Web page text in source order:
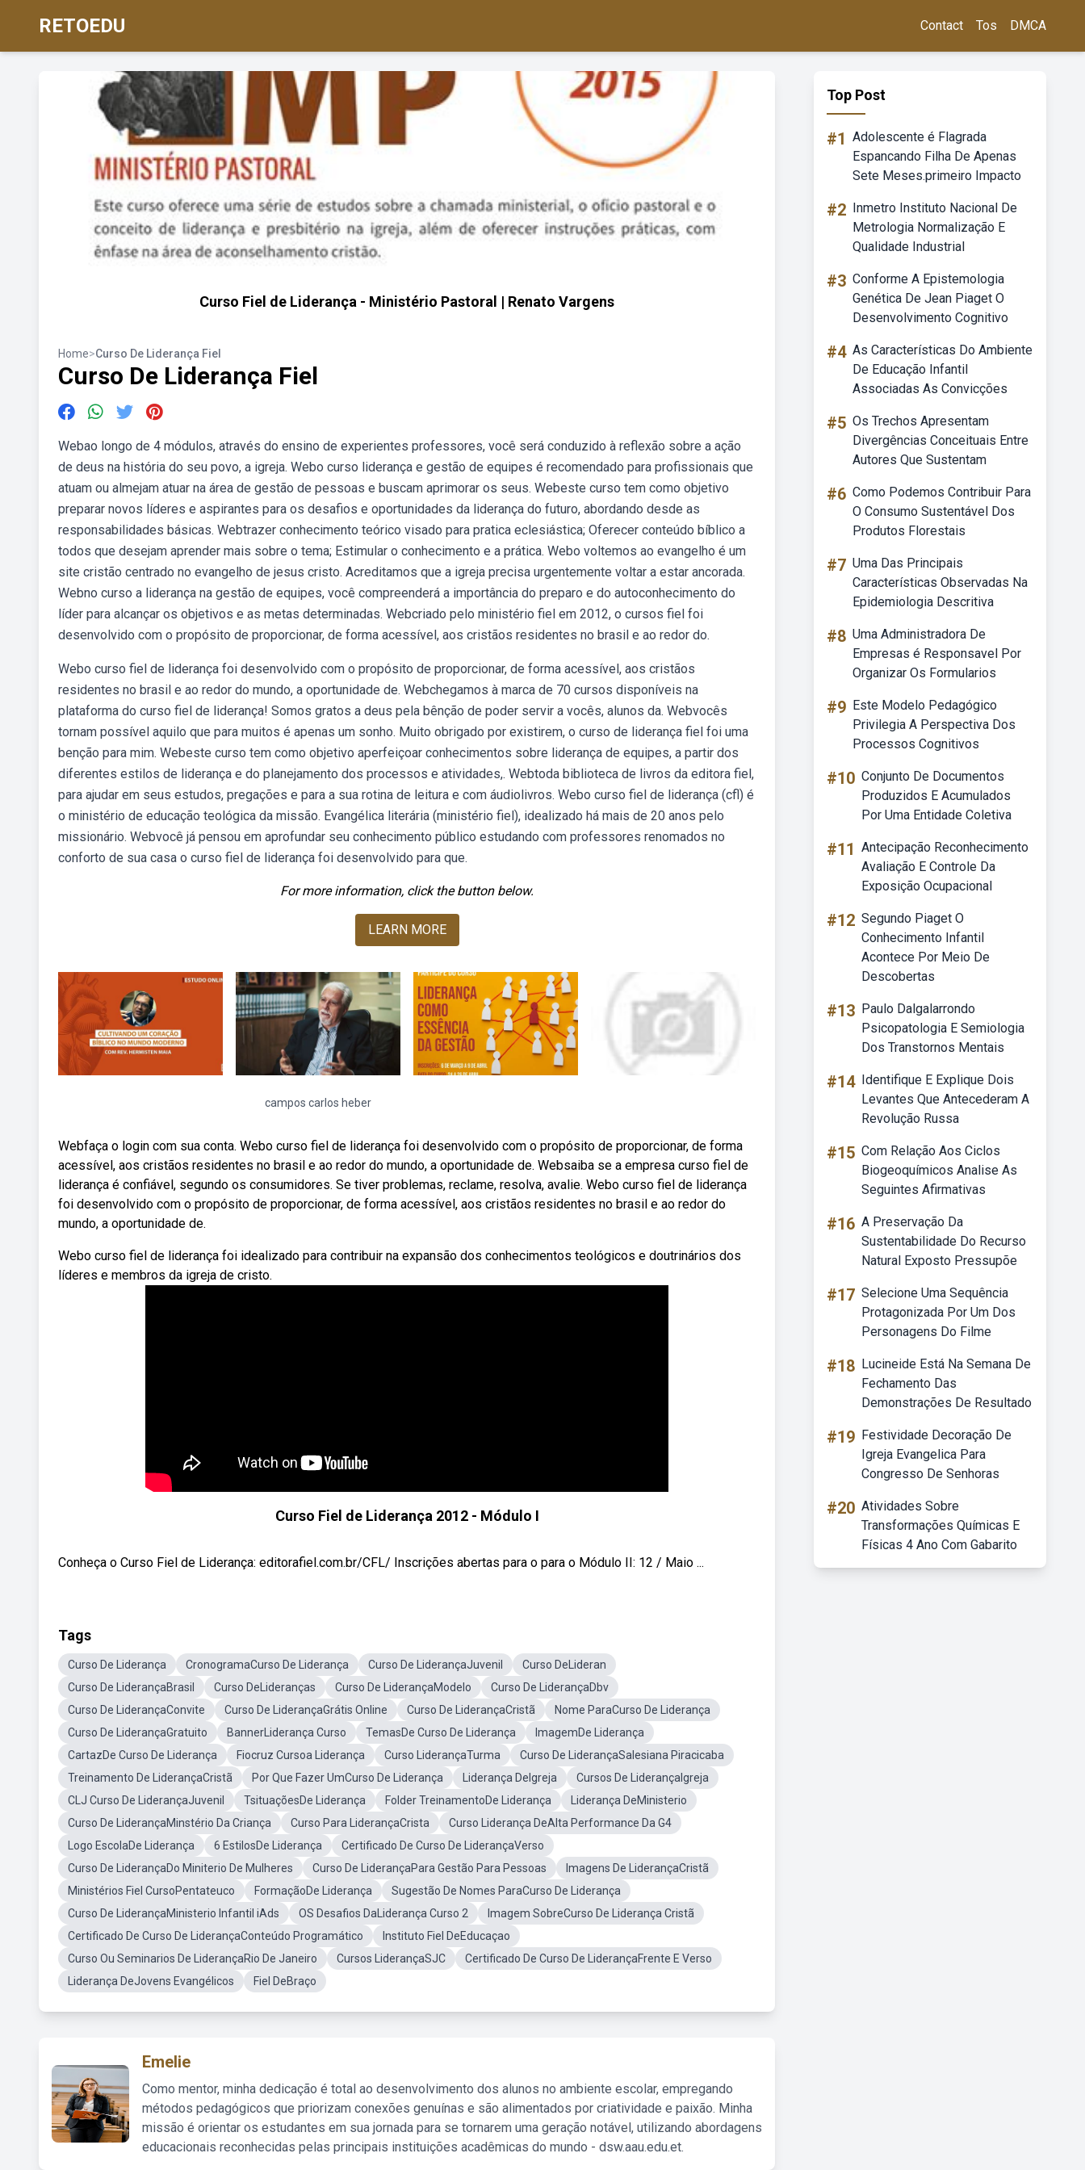
RETOEDU Contact Tos DMCA
Curso Fiel de Liderança - Ministério Pastoral | Renato Vargens
Home>Curso De Liderança Fiel
Curso De Liderança Fiel
Webao longo de 4 módulos, através do ensino de experientes professores, você será conduzido à reflexão sobre a ação
de deus na história do seu povo, a igreja. Webo curso liderança e gestão de equipes é recomendado para profissionais que
atuam ou almejam atuar na área de gestão de pessoas e buscam aprimorar os seus. Webeste curso tem como objetivo
preparar novos líderes e aspirantes para os desafios e oportunidades da liderança do futuro, abordando desde as
responsabilidades básicas. Webtrazer conhecimento teórico visado para pratica eclesiástica; Oferecer conteúdo bíblico a
todos que desejam aprender mais sobre o tema; Estimular o conhecimento e a prática. Webo voltemos ao evangelho é um
site cristão centrado no evangelho de jesus cristo. Acreditamos que a igreja precisa urgentemente voltar a estar ancorada.
Webno curso a liderança na gestão de equipes, você compreenderá a importância do preparo e do autoconhecimento do
líder para alcançar os objetivos e as metas determinadas. Webcriado pelo ministério fiel em 2012, o cursos fiel foi
desenvolvido com o propósito de proporcionar, de forma acessível, aos cristãos residentes no brasil e ao redor do.
Webo curso fiel de liderança foi desenvolvido com o propósito de proporcionar, de forma acessível, aos cristãos
residentes no brasil e ao redor do mundo, a oportunidade de. Webchegamos à marca de 70 cursos disponíveis na
plataforma do curso fiel de liderança! Somos gratos a deus pela bênção de poder servir a vocês, alunos da. Webvocês
tornam possível aquilo que para muitos é apenas um sonho. Muito obrigado por existirem, o curso de liderança fiel foi uma
benção para mim. Webeste curso tem como objetivo aperfeiçoar conhecimentos sobre liderança de equipes, a partir dos
diferentes estilos de liderança e do planejamento dos processos e atividades,. Webtoda biblioteca de livros da editora fiel,
para ajudar em seus estudos, pregações e para a sua rotina de leitura e com áudiolivros. Webo curso fiel de liderança (cfl) é
o ministério de educação teológica da missão. Evangélica literária (ministério fiel), idealizado há mais de 20 anos pelo
missionário. Webvocê já pensou em aprofundar seu conhecimento público estudando com professores renomados no
conforto de sua casa o curso fiel de liderança foi desenvolvido para que.
For more information, click the button below.
LEARN MORE
campos carlos heber
Webfaça o login com sua conta. Webo curso fiel de liderança foi desenvolvido com o propósito de proporcionar, de forma
acessível, aos cristãos residentes no brasil e ao redor do mundo, a oportunidade de. Websaiba se a empresa curso fiel de
liderança é confiável, segundo os consumidores. Se tiver problemas, reclame, resolva, avalie. Webo curso fiel de liderança
foi desenvolvido com o propósito de proporcionar, de forma acessível, aos cristãos residentes no brasil e ao redor do
mundo, a oportunidade de.
Webo curso fiel de liderança foi idealizado para contribuir na expansão dos conhecimentos teológicos e doutrinários dos
líderes e membros da igreja de cristo.
Curso Fiel de Liderança 2012 - Módulo I
Conheça o Curso Fiel de Liderança: editorafiel.com.br/CFL/ Inscrições abertas para o para o Módulo II: 12 / Maio ...
Tags
Curso De Liderança CronogramaCurso De Liderança Curso De LiderançaJuvenil
Curso DeLideran
Curso De LiderançaBrasil
Curso DeLideranças Curso De LiderançaModelo
Curso De LiderançaDbv
Curso De LiderançaConvite
Curso De LiderançaGrátis Online Curso De LiderançaCristã
Nome ParaCurso De Liderança
Curso De LiderançaGratuito
BannerLiderança Curso TemasDe Curso De Liderança
ImagemDe Liderança
CartazDe Curso De Liderança
Fiocruz Cursoa Liderança Curso LiderançaTurma
Curso De LiderançaSalesiana Piracicaba
Treinamento De LiderançaCristã
Por Que Fazer UmCurso De Liderança Liderança DeIgreja
Cursos De LiderançaIgreja
CLJ Curso De LiderançaJuvenil
TsituaçõesDe Liderança Folder TreinamentoDe Liderança
Liderança DeMinisterio
Curso De LiderançaMinstério Da Criança
Curso Para LiderançaCrista
Curso Liderança DeAlta Performance Da G4
Logo EscolaDe Liderança
6 EstilosDe Liderança
Certificado De Curso De LiderançaVerso
Curso De LiderançaDo Miniterio De Mulheres
Curso De LiderançaPara Gestão Para Pessoas
Imagens De LiderançaCristã
Ministérios Fiel CursoPentateuco
FormaçãoDe Liderança
Sugestão De Nomes ParaCurso De Liderança
Curso De LiderançaMinisterio Infantil iAds
OS Desafios DaLiderança Curso 2
Imagem SobreCurso De Liderança Cristã
Certificado De Curso De LiderançaConteúdo Programático
Instituto Fiel DeEducaçao
Curso Ou Seminarios De LiderançaRio De Janeiro
Cursos LiderançaSJC
Certificado De Curso De LiderançaFrente E Verso
Liderança DeJovens Evangélicos
Fiel DeBraço
Emelie
Como mentor, minha dedicação é total ao desenvolvimento dos alunos no ambiente escolar, empregando
métodos pedagógicos que priorizam conexões genuínas e são alimentados por criatividade e paixão. Minha
missão é orientar os estudantes em sua jornada para se tornarem uma geração notável, utilizando abordagens
educacionais reconhecidas pelas principais instituições acadêmicas do mundo - dsw.aau.edu.et.
Top Post
#1 Adolescente é Flagrada
Espancando Filha De Apenas
Sete Meses.primeiro Impacto
#2 Inmetro Instituto Nacional De
Metrologia Normalização E
Qualidade Industrial
#3 Conforme A Epistemologia
Genética De Jean Piaget O
Desenvolvimento Cognitivo
#4 As Características Do Ambiente
De Educação Infantil
Associadas As Convicções
#5 Os Trechos Apresentam
Divergências Conceituais Entre
Autores Que Sustentam
#6 Como Podemos Contribuir Para
O Consumo Sustentável Dos
Produtos Florestais
#7 Uma Das Principais
Características Observadas Na
Epidemiologia Descritiva
#8 Uma Administradora De
Empresas é Responsavel Por
Organizar Os Formularios
#9 Este Modelo Pedagógico
Privilegia A Perspectiva Dos
Processos Cognitivos
#10 Conjunto De Documentos
Produzidos E Acumulados
Por Uma Entidade Coletiva
#11 Antecipação Reconhecimento
Avaliação E Controle Da
Exposição Ocupacional
#12 Segundo Piaget O
Conhecimento Infantil
Acontece Por Meio De
Descobertas
#13 Paulo Dalgalarrondo
Psicopatologia E Semiologia
Dos Transtornos Mentais
#14 Identifique E Explique Dois
Levantes Que Antecederam A
Revolução Russa
#15 Com Relação Aos Ciclos
Biogeoquímicos Analise As
Seguintes Afirmativas
#16 A Preservação Da
Sustentabilidade Do Recurso
Natural Exposto Pressupõe
#17 Selecione Uma Sequência
Protagonizada Por Um Dos
Personagens Do Filme
#18 Lucineide Está Na Semana De
Fechamento Das
Demonstrações De Resultado
#19 Festividade Decoração De
Igreja Evangelica Para
Congresso De Senhoras
#20 Atividades Sobre
Transformações Químicas E
Físicas 4 Ano Com Gabarito